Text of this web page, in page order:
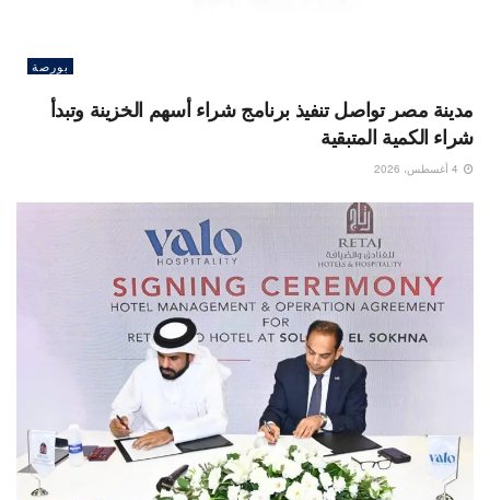
بورصة
مدينة مصر تواصل تنفيذ برنامج شراء أسهم الخزينة وتبدأ
شراء الكمية المتبقية